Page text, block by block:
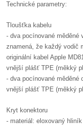
Technické parametry:
Tloušťka kabelu
- dva pocínované měděné
znamená, že každý vodič
originální kabel Apple
vnější plášť TPE (měkký
- dva pocínované měděné
vnější plášť TPE (měkký
Kryt konektoru
- materiál: eloxovaný hliník